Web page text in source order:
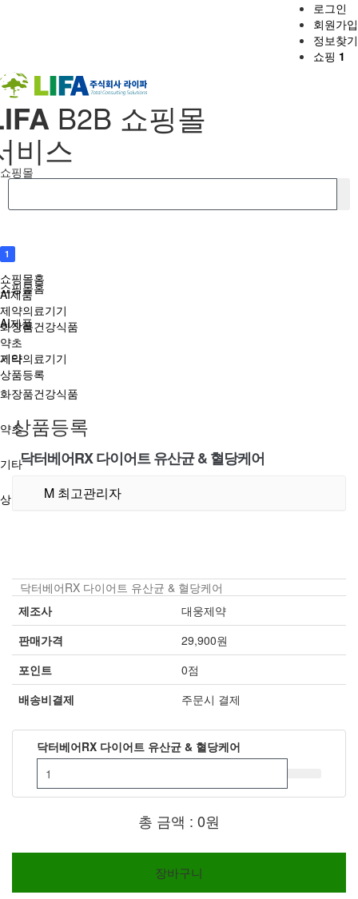
로그인
회원가입
정보찾기
쇼핑 1
B2B 쇼핑몰
비스
쇼핑몰
1
쇼핑몰홈
AI제품
제약의료기기
화장품건강식품
약초
기타
상품등록
쇼핑몰홈
AI제품
제약의료기기
화장품건강식품
약초
기타
상품등록
1
상품등록
닥터베어RX 다이어트 유산균 & 혈당케어
M 최고관리자
닥터베어RX 다이어트 유산균 & 혈당케어
제조사
대웅제약
판매가격
29,900원
포인트
0점
배송비결제
주문시 결제
닥터베어RX 다이어트 유산균 & 혈당케어
총 금액 : 0원